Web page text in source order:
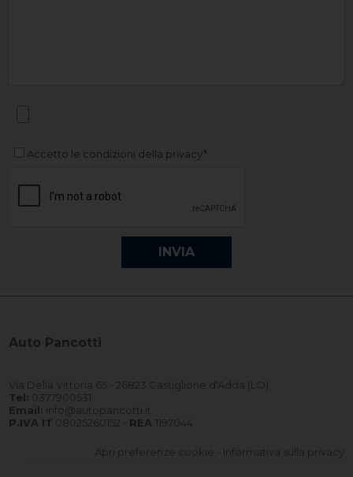
Accetto le condizioni della privacy*
Auto Pancotti
Via Della Vittoria 65 - 26823 Castiglione d'Adda (LO)
Tel: 0377900531
Email: info@autopancotti.it
P.IVA IT 08025260152 - REA 1197044
Apri preferenze cookie Informativa sulla privacy